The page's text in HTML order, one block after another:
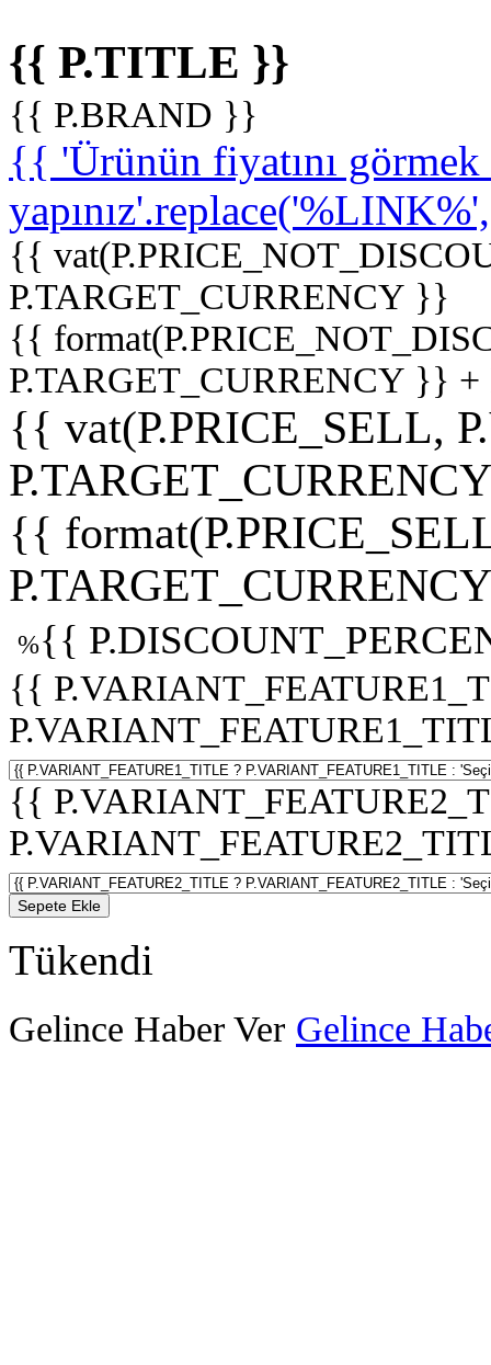
{{ P.TITLE }}
{{ P.BRAND }}
{{ 'Ürünün fiyatını
{{
P.TARGET_CURRENCY }}
{{
P.TARGET_CURRENCY }}
{{ vat(P.PRICE_SELL,
{{
%{{
{{
{{
Sepete Ekle
Tükendi
Gelince Haber Ver Gelince